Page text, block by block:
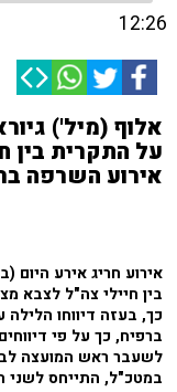
12:26
אלוף (מיל')
על התקרית בין
אירוע השרפה
אירוע חריג אירע היום
בין חיילי צה"ל לצבא
כך, בעזה דיווחו
ברפיח, כך על פי
לשעבר ראש המועצה
במטכ"ל, התייחס לשני